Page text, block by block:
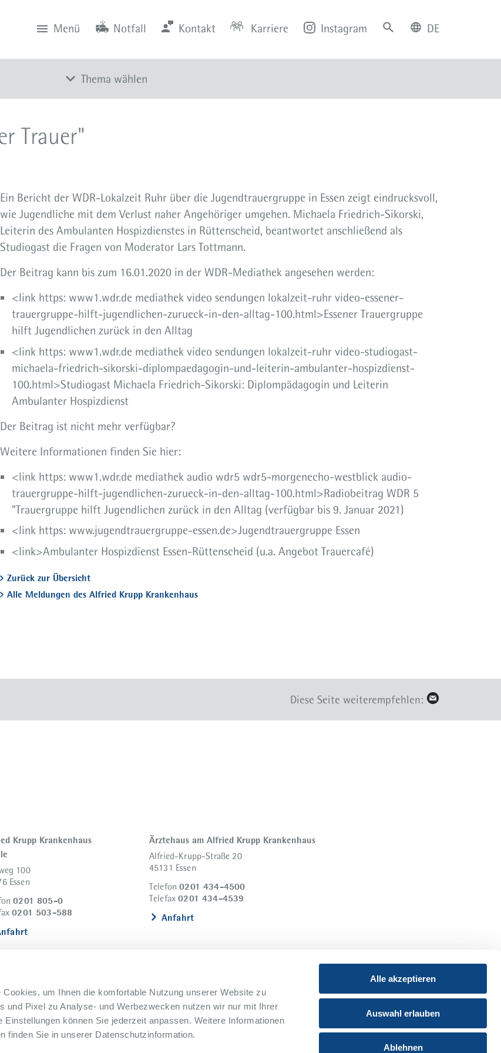
um Ihnen die komfortable Nutzung unserer Website zu
und Pixel zu Analyse- und Werbezwecken nutzen wir nur mit Ihrer
können Sie jederzeit anpassen. Weitere Informationen
finden Sie in unserer Datenschutzinformation.
Alle akzeptieren
Auswahl erlauben
Ablehnen
Menü Notfall Kontakt Karriere Instagram DE
Thema wählen
Veranstaltungen
Zum YouTube-Kanal
Presse
Mediathek
Trauer"
Ein Bericht der WDR-Lokalzeit Ruhr über die Jugendtrauergruppe in Essen zeigt eindrucksvoll,
wie Jugendliche mit dem Verlust naher Angehöriger umgehen. Michaela Friedrich-Sikorski,
Leiterin des Ambulanten Hospizdienstes in Rüttenscheid, beantwortet anschließend als
Studiogast die Fragen von Moderator Lars Tottmann.
Der Beitrag kann bis zum 16.01.2020 in der WDR-Mediathek angesehen werden:
<link https: www1.wdr.de mediathek video sendungen lokalzeit-ruhr video-essener-
trauergruppe-hilft-jugendlichen-zurueck-in-den-alltag-100.html>Essener Trauergruppe
hilft Jugendlichen zurück in den Alltag
<link https: www1.wdr.de mediathek video sendungen lokalzeit-ruhr video-studiogast-
michaela-friedrich-sikorski-diplompaedagogin-und-leiterin-ambulanter-hospizdienst-
100.html>Studiogast Michaela Friedrich-Sikorski: Diplompädagogin und Leiterin
Ambulanter Hospizdienst
Der Beitrag ist nicht mehr verfügbar?
Weitere Informationen finden Sie hier:
<link https: www1.wdr.de mediathek audio wdr5 wdr5-morgenecho-westblick audio-
trauergruppe-hilft-jugendlichen-zurueck-in-den-alltag-100.html>Radiobeitrag WDR 5
"Trauergruppe hilft Jugendlichen zurück in den Alltag (verfügbar bis 9. Januar 2021)
<link https: www.jugendtrauergruppe-essen.de>Jugendtrauergruppe Essen
<link>Ambulanter Hospizdienst Essen-Rüttenscheid (u.a. Angebot Trauercafé)
Zurück zur Übersicht
Alle Meldungen des Alfried Krupp Krankenhaus
Diese Seite weiterempfehlen:
Krupp Krankenhaus
100
Essen
0201 805-0
0201 503-588
Ärztehaus am Alfried Krupp Krankenhaus
Alfried-Krupp-Straße 20
45131 Essen
Telefon0201 434-4500
Telefax0201 434-4539
Anfahrt
Instagram
Youtube
Xing